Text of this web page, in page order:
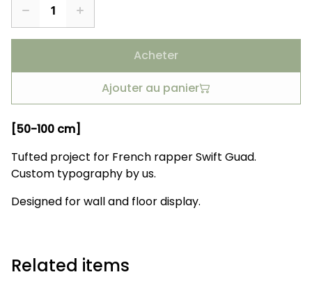
Acheter
Ajouter au panier
[50-100 cm]
Tufted project for French rapper Swift Guad.
Custom typography by us.
Designed for wall and floor display.
Related items